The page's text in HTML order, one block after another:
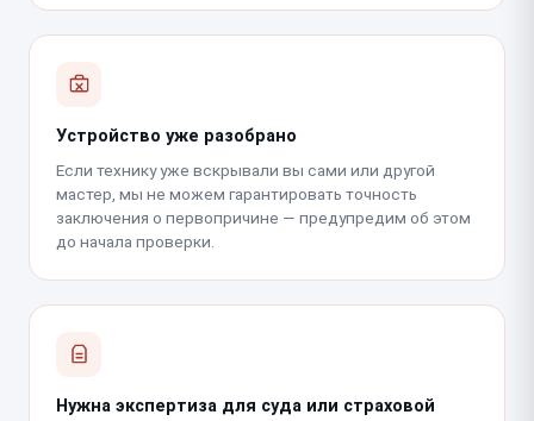
Устройство уже разобрано
Если технику уже вскрывали вы сами или другой
мастер, мы не можем гарантировать точность
заключения о первопричине — предупредим об этом
до начала проверки.
Нужна экспертиза для суда или страховой